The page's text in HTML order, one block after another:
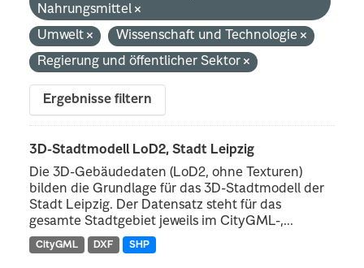
Nahrungsmittel
Umwelt
Wissenschaft und Technologie
Regierung und öffentlicher Sektor
Ergebnisse filtern
3D-Stadtmodell LoD2, Stadt Leipzig
Die 3D-Gebäudedaten (LoD2, ohne Texturen)
bilden die Grundlage für das 3D-Stadtmodell der
Stadt Leipzig. Der Datensatz steht für das
gesamte Stadtgebiet jeweils im CityGML-,...
CityGML DXF SHP